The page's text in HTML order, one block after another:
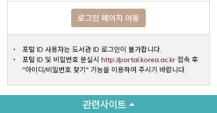
로그인 페이지 이동
포털 ID 사용자는 도서관 ID 로그인이 불가합니다.
포털 ID 및 비밀번호 분실시 http://portal.korea.ac.krOpens a
접속 후
"아이디/비밀번호 찾기" 기능을 이용하여 주시기 바랍니다.
관련사이트